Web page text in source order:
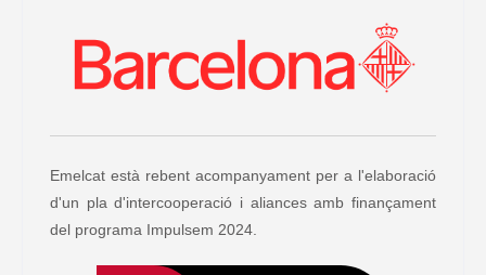
Emelcat està rebent acompanyament per a l'elaboració
d'un pla d'intercooperació i aliances amb finançament
del programa Impulsem 2024.